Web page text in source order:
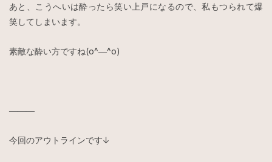
あと、こうへいは酔ったら笑い上戸になるので、私もつられて爆
笑してしまいます。
素敵な酔い方ですね(o^―^o)
―――
今回のアウトラインです↓